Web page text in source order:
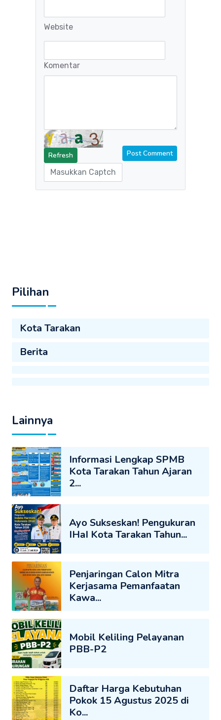
Website
Komentar
Refresh
Pilihan
Kota Tarakan
Berita
Lainnya
Informasi Lengkap SPMB
Kota Tarakan Tahun Ajaran
2...
Ayo Sukseskan! Pengukuran
IHaI Kota Tarakan Tahun...
Penjaringan Calon Mitra
Kerjasama Pemanfaatan
Kawa...
Mobil Keliling Pelayanan
PBB-P2
Daftar Harga Kebutuhan
Pokok 15 Agustus 2025 di
Ko...